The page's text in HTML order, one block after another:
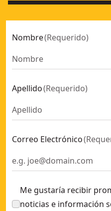
Nombre(Requerido)
Apellido(Requerido)
Correo Electrónico(
Me gustaría recibir
noticias e información